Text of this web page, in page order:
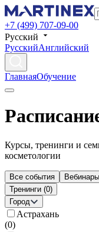
+7 (499) 707-09-00
Русский
РусскийАнглийский
ГлавнаяОбучение
Курсы, тренинги и
косметологии
Все события Вебинары
Тренинги (0)
Город
Астрахань
(0)